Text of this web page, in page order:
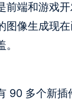
前端和游戏
图像生成现
90 多个新插